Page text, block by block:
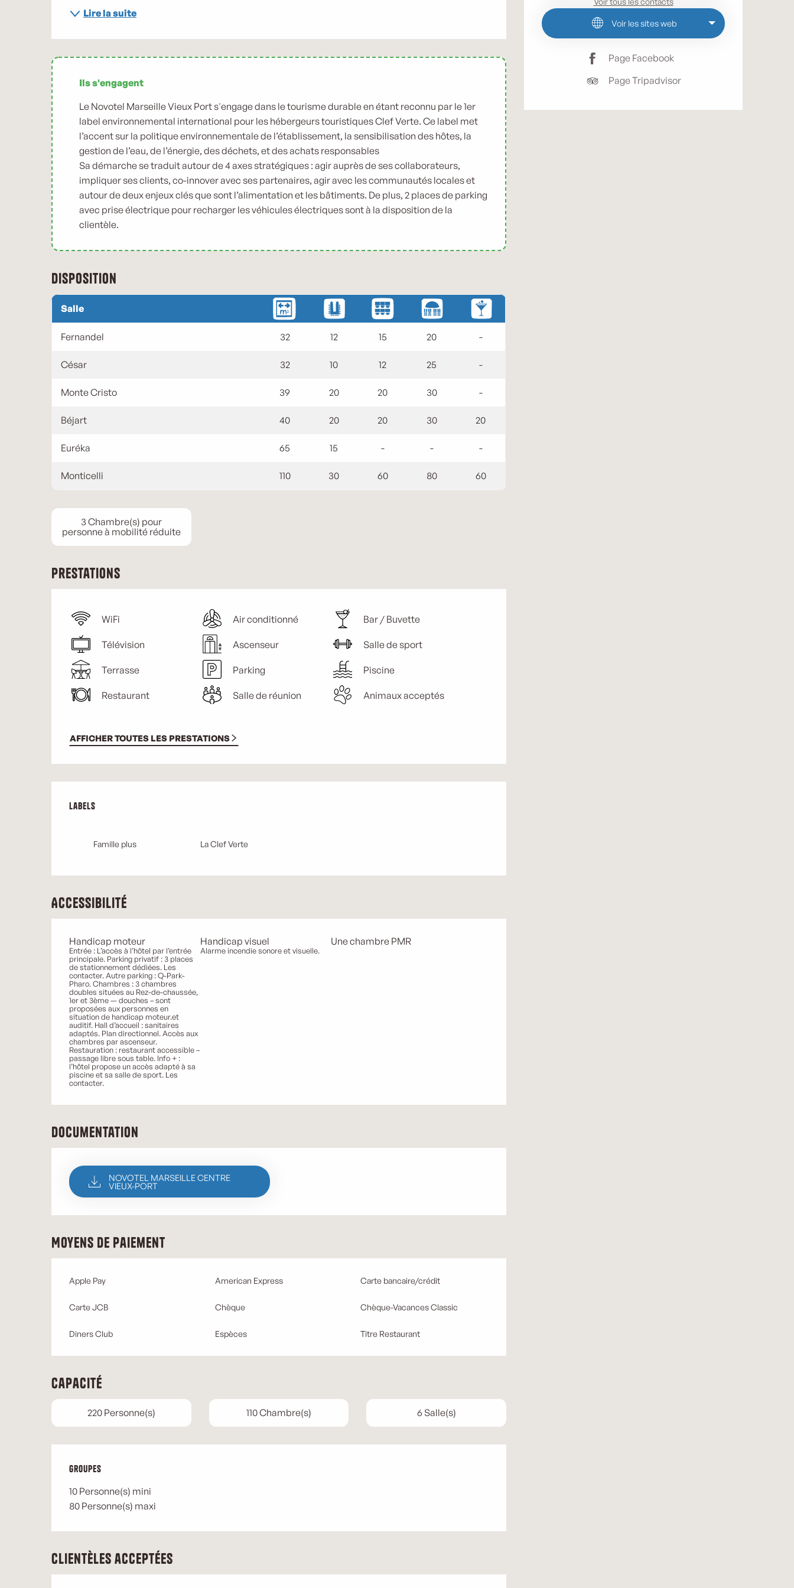
Voir les sites web
Page Facebook
Page Tripadvisor
Lire la suite
Ils s'engagent
Le Novotel Marseille Vieux Port s'engage dans le tourisme durable en étant reconnu par le 1er
label environnemental international pour les hébergeurs touristiques Clef Verte. Ce label met
l’accent sur la politique environnementale de l’établissement, la sensibilisation des hôtes, la
gestion de l’eau, de l’énergie, des déchets, et des achats responsables
Sa démarche se traduit autour de 4 axes stratégiques : agir auprès de ses collaborateurs,
impliquer ses clients, co-innover avec ses partenaires, agir avec les communautés locales et
autour de deux enjeux clés que sont l’alimentation et les bâtiments. De plus, 2 places de parking
avec prise électrique pour recharger les véhicules électriques sont à la disposition de la
clientèle.
Disposition
Salle
Fernandel 32 12 15 20 -
César 32 10 12 25 -
Monte Cristo 39 20 20 30 -
Béjart 40 20 20 30 20
Euréka 65 15 - - -
Monticelli 110 30 60 80 60
3 Chambre(s) pour
personne à mobilité réduite
Prestations
WiFi Air conditionné Bar / Buvette
Télévision Ascenseur Salle de sport
Terrasse Parking Piscine
Restaurant Salle de réunion Animaux acceptés
AFFICHER TOUTES LES PRESTATIONS
Offres de prestations
Labels
Labels
Famille plus La Clef Verte
Accessibilité
Handicap moteur
Entrée : L’accès à l’hôtel par l’entrée
principale. Parking privatif : 3 places
de stationnement dédiées. Les
contacter. Autre parking : Q-Park-
Pharo. Chambres : 3 chambres
doubles situées au Rez-de-chaussée,
1er et 3ème –- douches – sont
proposées aux personnes en
situation de handicap moteur.et
auditif. Hall d’accueil : sanitaires
adaptés. Plan directionnel. Accès aux
chambres par ascenseur.
Restauration : restaurant accessible –
passage libre sous table. Info + :
l’hôtel propose un accès adapté à sa
piscine et sa salle de sport. Les
contacter.
Handicap visuel
Alarme incendie sonore et visuelle.
Une chambre PMR
Documentation
NOVOTEL MARSEILLE CENTRE
VIEUX-PORT
Moyens de paiement
Apple Pay American Express Carte bancaire/crédit
Carte JCB Chèque Chèque-Vacances Classic
Diners Club Espèces Titre Restaurant
Capacité
220 Personne(s) 110 Chambre(s) 6 Salle(s)
Groupes
Groupes
10 Personne(s) mini
80 Personne(s) maxi
Clientèles acceptées